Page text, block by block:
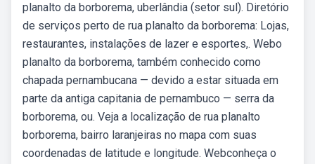
planalto da borborema, uberlândia (setor sul). Diretório
de serviços perto de rua planalto da borborema: Lojas,
restaurantes, instalações de lazer e esportes,. Webo
planalto da borborema, também conhecido como
chapada pernambucana — devido a estar situada em
parte da antiga capitania de pernambuco — serra da
borborema, ou. Veja a localização de rua planalto
borborema, bairro laranjeiras no mapa com suas
coordenadas de latitude e longitude. Webconheça o